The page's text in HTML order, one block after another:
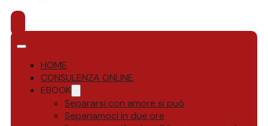
HOME
CONSULENZA ONLINE
EBOOK
Separarsi con amore si può
Separiamoci in due ore